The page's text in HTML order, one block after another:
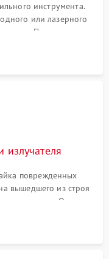
инструмента.
или лазерного
Проверка
следов окисления
излучателя
поврежденных
вышедшего из строя
яркостью. Очистка
лака для